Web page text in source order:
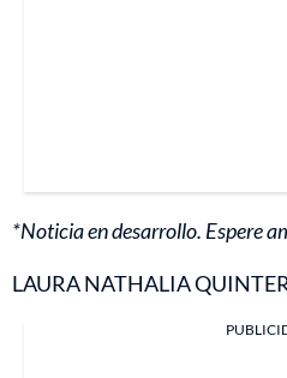
*Noticia en desarrollo. Espere
LAURA NATHALIA